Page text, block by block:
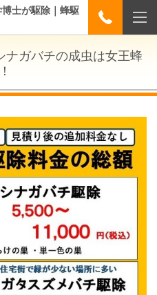
士が駆除｜蜂駆
ナガバチの成虫は女王蜂